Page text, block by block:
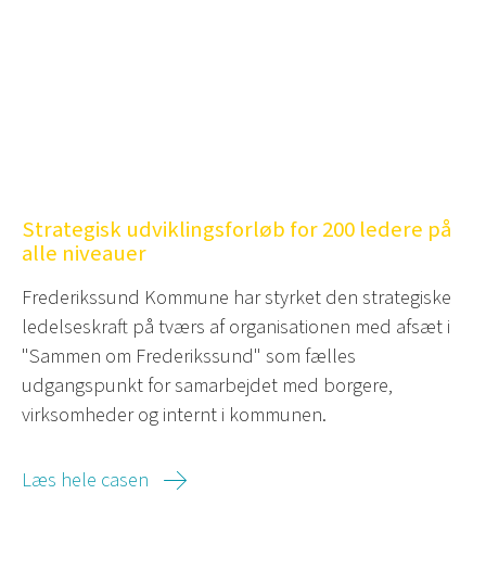
Strategisk udviklingsforløb for 200 ledere på
alle niveauer
Frederikssund Kommune har styrket den strategiske
ledelseskraft på tværs af organisationen med afsæt i
"Sammen om Frederikssund" som fælles
udgangspunkt for samarbejdet med borgere,
virksomheder og internt i kommunen.
Læs hele casen